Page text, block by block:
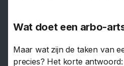
Wat doet een arbo-
Maar wat zijn de taken van
precies? Het korte